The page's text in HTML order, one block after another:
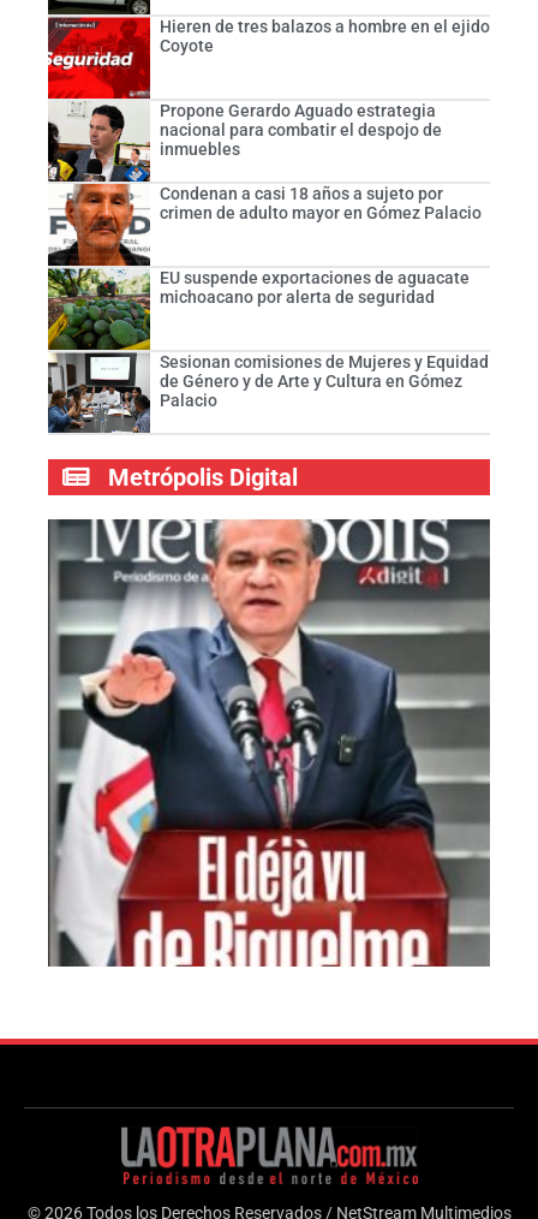
Hieren de tres balazos a hombre en el ejido
Coyote
Propone Gerardo Aguado estrategia
nacional para combatir el despojo de
inmuebles
Condenan a casi 18 años a sujeto por
crimen de adulto mayor en Gómez Palacio
EU suspende exportaciones de aguacate
michoacano por alerta de seguridad
Sesionan comisiones de Mujeres y Equidad
de Género y de Arte y Cultura en Gómez
Palacio
Metrópolis Digital
© 2026 Todos los Derechos Reservados / NetStream Multimedios